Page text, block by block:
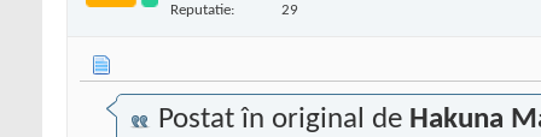
Reputatie: 29
Postat în original de Hakuna